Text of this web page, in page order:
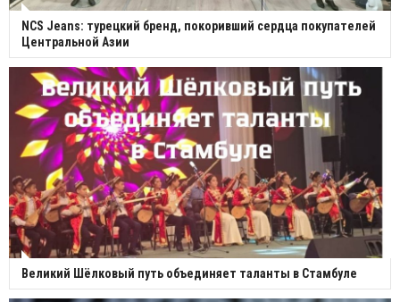
NCS Jeans: турецкий бренд, покоривший сердца покупателей
Центральной Азии
Великий Шёлковый путь объединяет таланты в Стамбуле